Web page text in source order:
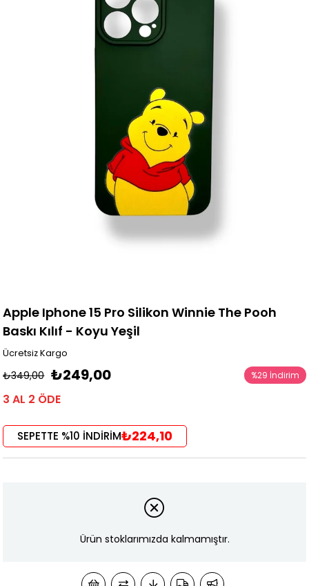
Apple Iphone 15 Pro Silikon Winnie The Pooh
Baskı Kılıf - Koyu Yeşil
Ücretsiz Kargo
₺349,00 ₺249,00 %29 İndirim
3 AL 2 ÖDE
SEPETTE %10 İNDİRİM₺224,10
Ürün stoklarımızda kalmamıştır.